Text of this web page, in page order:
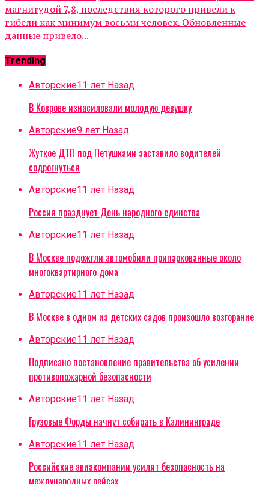
магнитудой 7,8, последствия которого привели к
гибели как минимум восьми человек. Обновленные
данные привело...
Trending
Авторские11 лет Назад
В Коврове изнасиловали молодую девушку
Авторские9 лет Назад
Жуткое ДТП под Петушками заставило водителей
содрогнуться
Авторские11 лет Назад
Россия празднует День народного единства
Авторские11 лет Назад
В Москве подожгли автомобили припаркованные около
многоквартирного дома
Авторские11 лет Назад
В Москве в одном из детских садов произошло возгорание
Авторские11 лет Назад
Подписано постановление правительства об усилении
противопожарной безопасности
Авторские11 лет Назад
Грузовые Форды начнут собирать в Калининграде
Авторские11 лет Назад
Российские авиакомпании усилят безопасность на
международных рейсах